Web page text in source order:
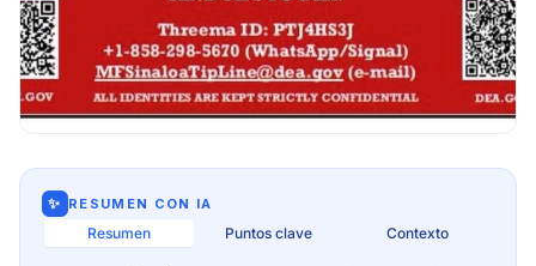
✨ RESUMEN CON IA
Resumen Puntos clave Contexto